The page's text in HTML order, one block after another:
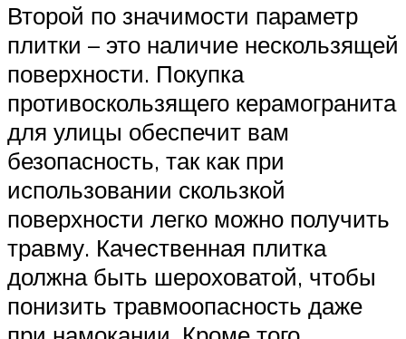
Второй по значимости параметр
плитки – это наличие нескользящей
поверхности. Покупка
противоскользящего керамогранита
для улицы обеспечит вам
безопасность, так как при
использовании скользкой
поверхности легко можно получить
травму. Качественная плитка
должна быть шероховатой, чтобы
понизить травмоопасность даже